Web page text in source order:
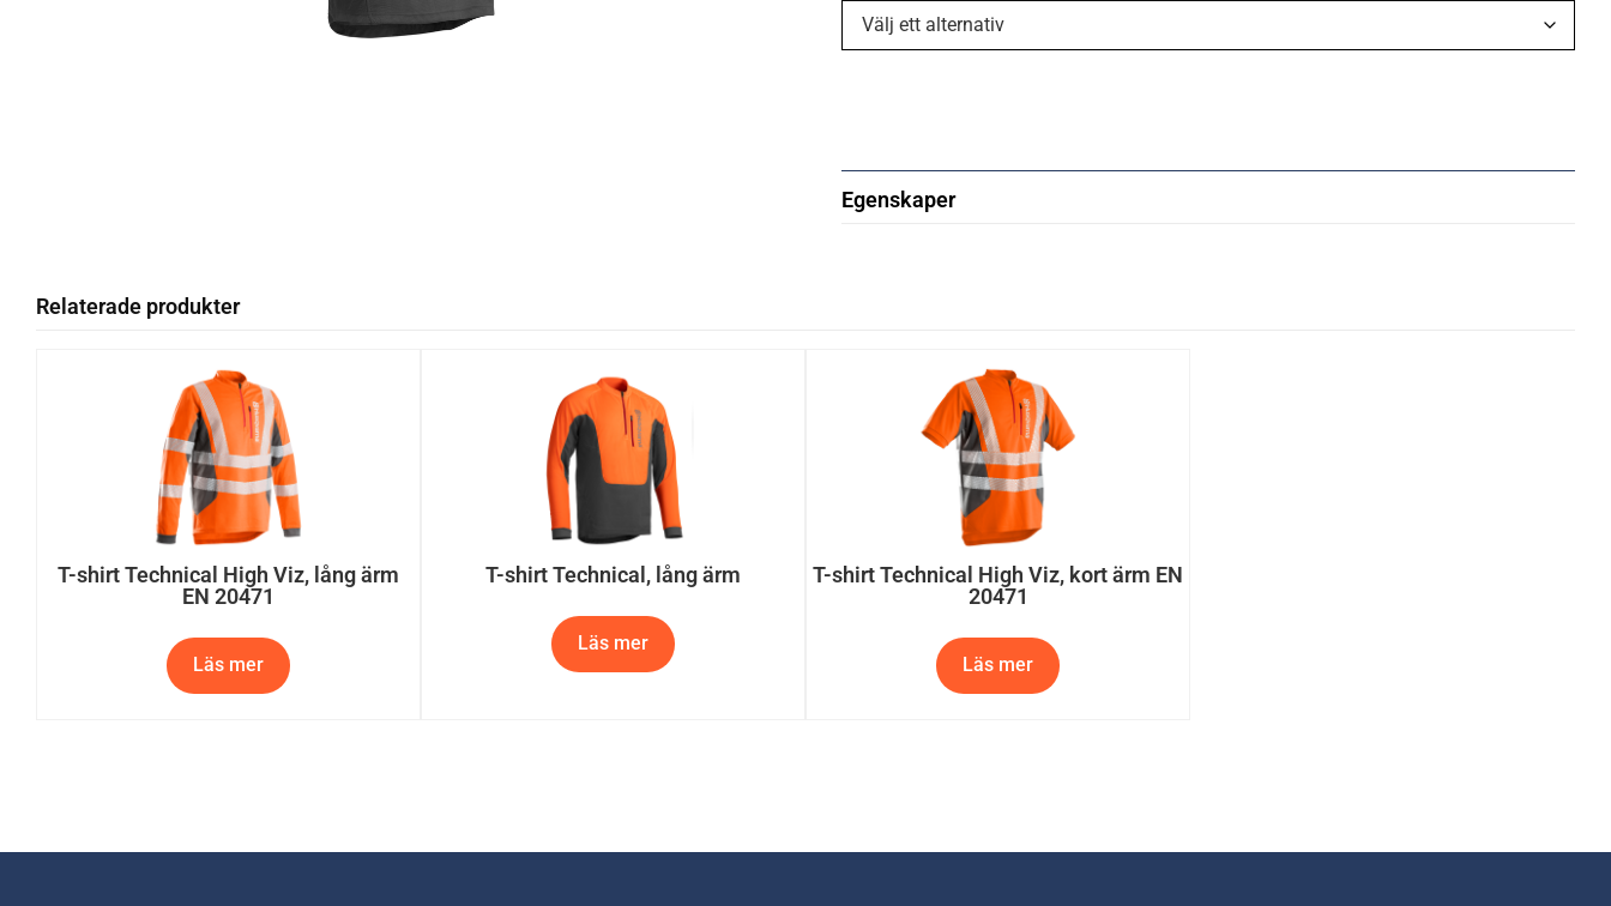
Egenskaper
Relaterade produkter
T-shirt Technical High Viz, lång ärm
EN 20471
Läs mer
T-shirt Technical, lång ärm
Läs mer
T-shirt Technical High Viz, kort ärm EN
20471
Läs mer